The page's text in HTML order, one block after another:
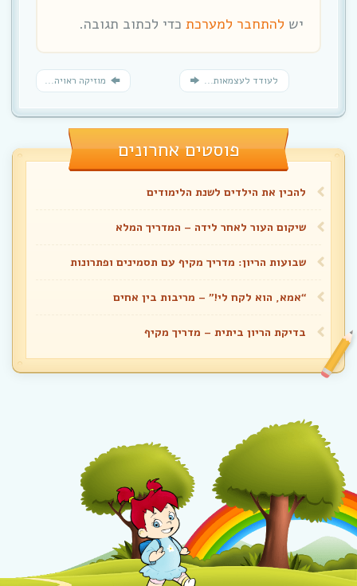
יש להתחבר למערכת כדי לכתוב תגובה.
מוזיקה ראויה... לעודד לעצמאות...
פוסטים אחרונים
להכין את הילדים לשנת הלימודים
שיקום העור לאחר לידה – המדריך המלא
שבועות הריון: מדריך מקיף עם תסמינים ופתרונות
“אמא, הוא לקח לי!” – מריבות בין אחים
בדיקת הריון ביתית – מדריך מקיף